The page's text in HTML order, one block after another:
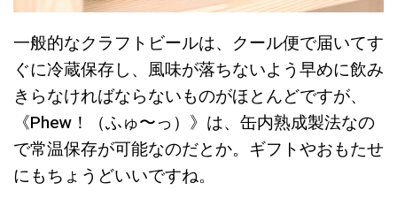
一般的なクラフトビールは、クール便で届いてす
ぐに冷蔵保存し、風味が落ちないよう早めに飲み
きらなければならないものがほとんどですが、
《Phew！（ふゅ〜っ）》は、缶内熟成製法なの
で常温保存が可能なのだとか。ギフトやおもたせ
にもちょうどいいですね。